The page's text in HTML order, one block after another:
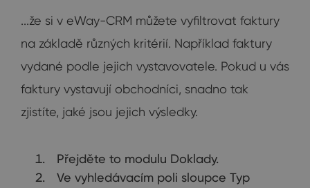
...že si v eWay-CRM můžete vyfiltrovat faktury
na základě různých kritérií. Například faktury
vydané podle jejich vystavovatele. Pokud u vás
faktury vystavují obchodníci, snadno tak
zjistíte, jaké jsou jejich výsledky.
Přejděte to modulu Doklady.
Ve vyhledávacím poli sloupce Typ